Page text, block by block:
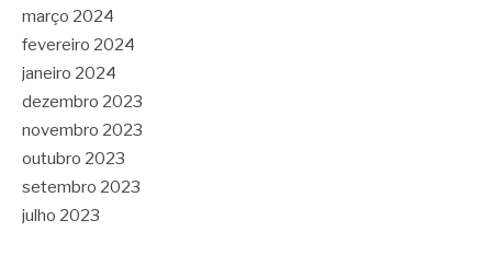
março 2024
fevereiro 2024
janeiro 2024
dezembro 2023
novembro 2023
outubro 2023
setembro 2023
julho 2023